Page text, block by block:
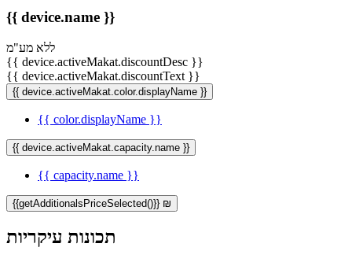
{{ device.name }}
ללא מע"מ
{{ device.activeMakat.discountDesc }}
{{ device.activeMakat.discountText }}
{{ device.activeMakat.color.displayName }}
{{ color.displayName }}
{{ device.activeMakat.capacity.name }}
{{ capacity.name }}
{{getAdditionalsPriceSelected()}} ₪
תכונות עיקריות